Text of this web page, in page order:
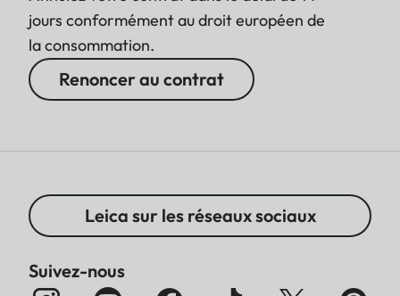
jours conformément au droit européen de
la consommation.
Renoncer au contrat
Leica sur les réseaux sociaux
Suivez-nous